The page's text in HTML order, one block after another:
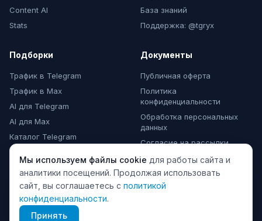
Content AI
Stats
База знаний
Поддержка: @tgryx
Подборки
Трафик в Telegram
Трафик в Max
AI для Telegram
AI для Max
Каталог Telegram
Каталог Max
Комментарии Max
Документы
Публичная оферта
Политика
конфиденциальности
Обработка персональных
данных
Согласие на рассылки
© 2024 TeleGraphyx. Все права защищены.
Мы используем файлы cookie для работы сайта и
аналитики посещений. Продолжая использовать
сайт, вы соглашаетесь с политикой
конфиденциальности.
Принять